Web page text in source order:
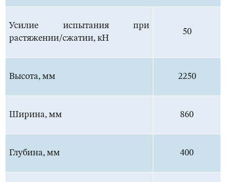
Усилие испытания при
растяжении/сжатии, кН
50
Высота, мм 2250
Ширина, мм 860
Глубина, мм 400